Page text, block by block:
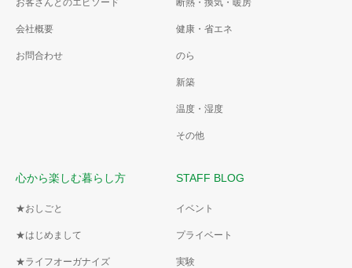
会社概要
お問合わせ
健康・省エネ
のら
新築
温度・湿度
その他
心から楽しむ暮らし方
★おしごと
★はじめまして
★ライフオーガナイズ
STAFF BLOG
イベント
プライベート
実験